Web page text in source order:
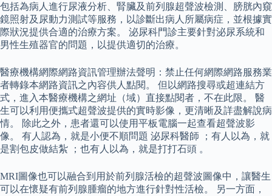
包括為病人進行尿液分析、腎臟及前列腺超聲波檢測、膀胱內窺
鏡照射及尿動力測試等服務，以診斷出病人所屬病症，並根據實
際狀況提供合適的治療方案。 泌尿科門診主要針對泌尿系統和
男性生殖器官的問題，以提供適切的治療。
醫療機構網際網路資訊管理辦法聲明：禁止任何網際網路服務業
者轉錄本網路資訊之內容供人點閱。 但以網路搜尋或超連結方
式，進入本醫療機構之網址（域）直接點閱者，不在此限。 醫
生可以利用便攜式超聲波提供的實時影像，更清晰及詳盡解說病
情。 除此之外，患者還可以使用平板電腦一起查看超聲波影
像。 有人認為，就是小便不順問題 泌尿科醫師 ；有人以為，就
是割包皮做結紮 ；也有人以為，就是打打石頭 。
MRI圖像也可以融合到用於前列腺活檢的超聲波圖像中，讓醫生
可以在懷疑有前列腺腫瘤的地方進行針對性活檢。 另一方面，